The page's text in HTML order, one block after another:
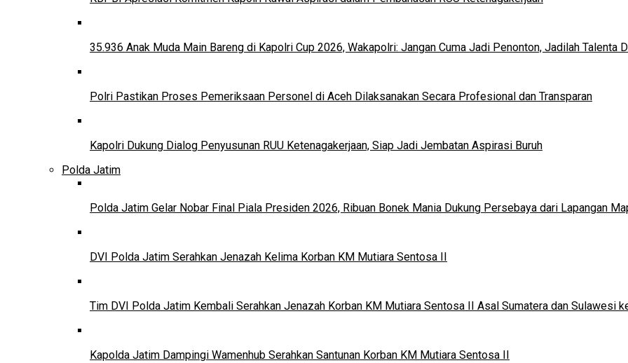
35.936 Anak Muda Main Bareng di Kapolri Cup 2026, Wakapolri: Jangan Cuma Jadi Penonton, Jadilah Talenta
Polri Pastikan Proses Pemeriksaan Personel di Aceh Dilaksanakan Secara Profesional dan Transparan
Kapolri Dukung Dialog Penyusunan RUU Ketenagakerjaan, Siap Jadi Jembatan Aspirasi Buruh
Polda Jatim
Polda Jatim Gelar Nobar Final Piala Presiden 2026, Ribuan Bonek Mania Dukung Persebaya dari Lapangan
DVI Polda Jatim Serahkan Jenazah Kelima Korban KM Mutiara Sentosa II
Tim DVI Polda Jatim Kembali Serahkan Jenazah Korban KM Mutiara Sentosa II Asal Sumatera dan Sulawesi
Kapolda Jatim Dampingi Wamenhub Serahkan Santunan Korban KM Mutiara Sentosa II